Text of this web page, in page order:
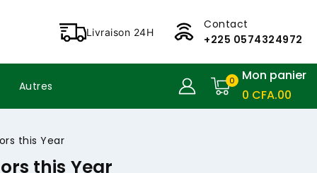
Livraison 24H
Contact
+225 0574324972
Autres 0
Mon panier
0 CFA.00
this Year
this Year